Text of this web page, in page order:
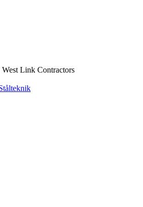
Link Contractors